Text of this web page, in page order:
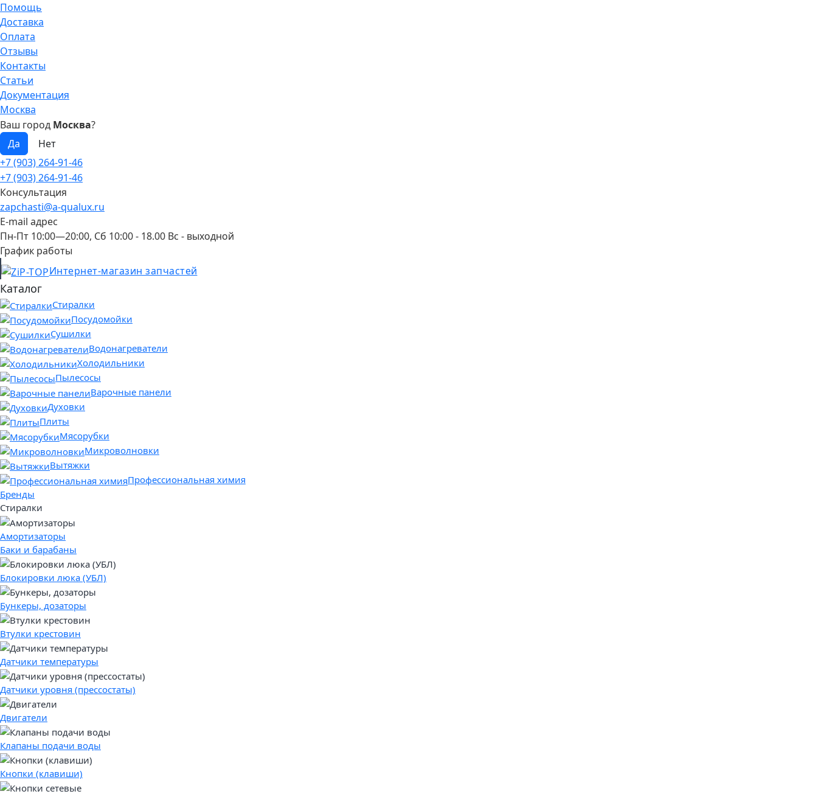
Помощь
Доставка
Оплата
Отзывы
Контакты
Статьи
Документация
Москва
Ваш город Москва?
+7 (903) 264-91-46
+7 (903) 264-91-46
Консультация
zapchasti@a-qualux.ru
E-mail адрес
Пн-Пт 10:00—20:00, Сб 10:00 - 18.00 Вс - выходной
График работы
Интернет-магазин запчастей
Каталог
Стиралки
Посудомойки
Сушилки
Водонагреватели
Холодильники
Пылесосы
Варочные панели
Духовки
Плиты
Мясорубки
Микроволновки
Вытяжки
Профессиональная химия
Бренды
Стиралки
Амортизаторы
Баки и барабаны
Блокировки люка (УБЛ)
Бункеры, дозаторы
Втулки крестовин
Датчики температуры
Датчики уровня (прессостаты)
Двигатели
Клапаны подачи воды
Кнопки (клавиши)